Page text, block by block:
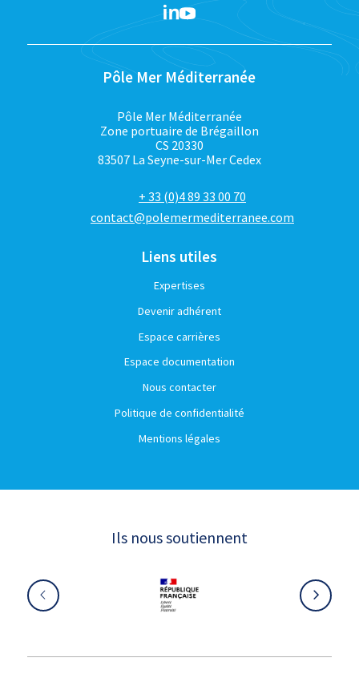
Pôle Mer Méditerranée
Pôle Mer Méditerranée
Zone portuaire de Brégaillon
CS 20330
83507 La Seyne-sur-Mer Cedex
+ 33 (0)4 89 33 00 70
contact@polemermediterranee.com
Liens utiles
Expertises
Devenir adhérent
Espace carrières
Espace documentation
Nous contacter
Politique de confidentialité
Mentions légales
Ils nous soutiennent